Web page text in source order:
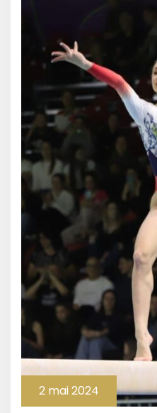
2 mai 2024